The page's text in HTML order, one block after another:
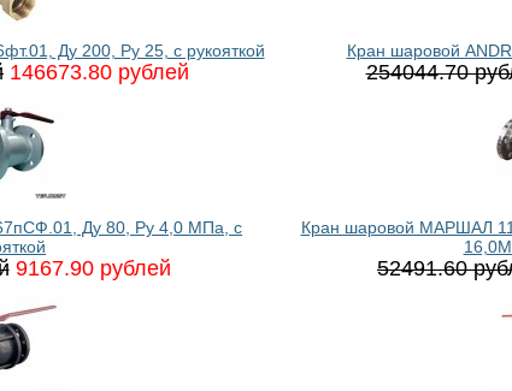
Ду 200, Ру 25, с рукояткой
146673.80 рублей
Кран шаровой
254044.70
Ду 80, Ру 4,0 МПа, с
9167.90 рублей
Кран шаровой МАРШАЛ
52491.60